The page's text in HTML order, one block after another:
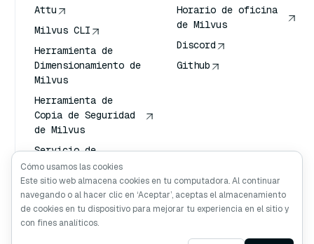
Attu
Milvus CLI
Herramienta de
Dimensionamiento de
Milvus
Herramienta de
Copia de Seguridad
de Milvus
Servicio de
Transporte de
Vectores (VTS)
Buscador profundo
Claude Contexto
Horario de oficina
de Milvus
Discord
Github
Cómo usamos las cookies
Este sitio web almacena cookies en tu computadora. Al continuar
navegando o al hacer clic en ‘Aceptar’, aceptas el almacenamiento
de cookies en tu dispositivo para mejorar tu experiencia en el sitio y
con fines analíticos.